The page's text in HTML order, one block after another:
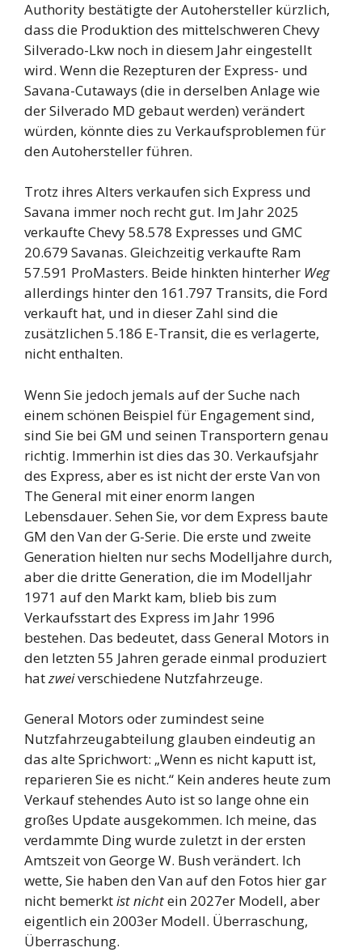
Authority bestätigte der Autohersteller kürzlich,
dass die Produktion des mittelschweren Chevy
Silverado-Lkw noch in diesem Jahr eingestellt
wird. Wenn die Rezepturen der Express- und
Savana-Cutaways (die in derselben Anlage wie
der Silverado MD gebaut werden) verändert
würden, könnte dies zu Verkaufsproblemen für
den Autohersteller führen.
Trotz ihres Alters verkaufen sich Express und
Savana immer noch recht gut. Im Jahr 2025
verkaufte Chevy 58.578 Expresses und GMC
20.679 Savanas. Gleichzeitig verkaufte Ram
57.591 ProMasters. Beide hinkten hinterher Weg
allerdings hinter den 161.797 Transits, die Ford
verkauft hat, und in dieser Zahl sind die
zusätzlichen 5.186 E-Transit, die es verlagerte,
nicht enthalten.
Wenn Sie jedoch jemals auf der Suche nach
einem schönen Beispiel für Engagement sind,
sind Sie bei GM und seinen Transportern genau
richtig. Immerhin ist dies das 30. Verkaufsjahr
des Express, aber es ist nicht der erste Van von
The General mit einer enorm langen
Lebensdauer. Sehen Sie, vor dem Express baute
GM den Van der G-Serie. Die erste und zweite
Generation hielten nur sechs Modelljahre durch,
aber die dritte Generation, die im Modelljahr
1971 auf den Markt kam, blieb bis zum
Verkaufsstart des Express im Jahr 1996
bestehen. Das bedeutet, dass General Motors in
den letzten 55 Jahren gerade einmal produziert
hatzweiverschiedene Nutzfahrzeuge.
General Motors oder zumindest seine
Nutzfahrzeugabteilung glauben eindeutig an
das alte Sprichwort: „Wenn es nicht kaputt ist,
reparieren Sie es nicht.“ Kein anderes heute zum
Verkauf stehendes Auto ist so lange ohne ein
großes Update ausgekommen. Ich meine, das
verdammte Ding wurde zuletzt in der ersten
Amtszeit von George W. Bush verändert. Ich
wette, Sie haben den Van auf den Fotos hier gar
nicht bemerktist nichtein 2027er Modell, aber
eigentlich ein 2003er Modell. Überraschung,
Überraschung.